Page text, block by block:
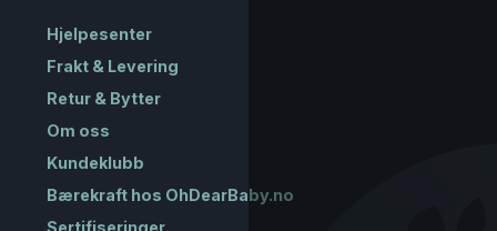
Hjelpesenter
Frakt & Levering
Retur & Bytter
Om oss
Kundeklubb
Bærekraft hos OhDearBaby.no
Sertifiseringer